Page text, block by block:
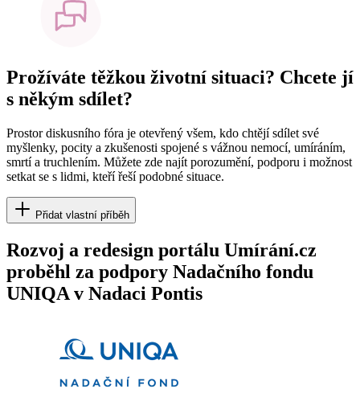
Prožíváte těžkou životní situaci? Chcete jí
s někým sdílet?
Prostor diskusního fóra je otevřený všem, kdo chtějí sdílet své
myšlenky, pocity a zkušenosti spojené s vážnou nemocí, umíráním,
smrtí a truchlením. Můžete zde najít porozumění, podporu i možnost
setkat se s lidmi, kteří řeší podobné situace.
Přidat vlastní příběh
Rozvoj a redesign portálu Umírání.cz
proběhl za podpory Nadačního fondu
UNIQA v Nadaci Pontis